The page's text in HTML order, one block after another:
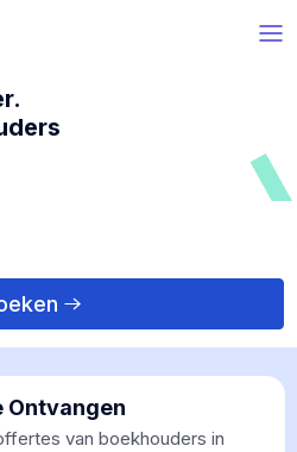
van boekhouders in